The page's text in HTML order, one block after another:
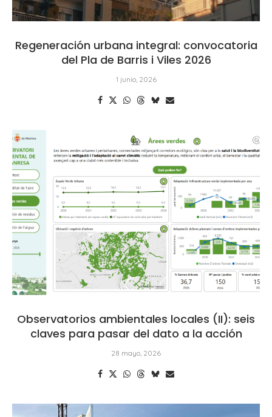
Regeneración urbana integral: convocatoria
del Pla de Barris i Viles 2026
1 junio, 2026
Observatorios ambientales locales (II): seis
claves para pasar del dato a la acción
28 mayo, 2026